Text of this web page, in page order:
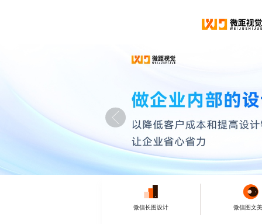
微信长图设计 微信图文